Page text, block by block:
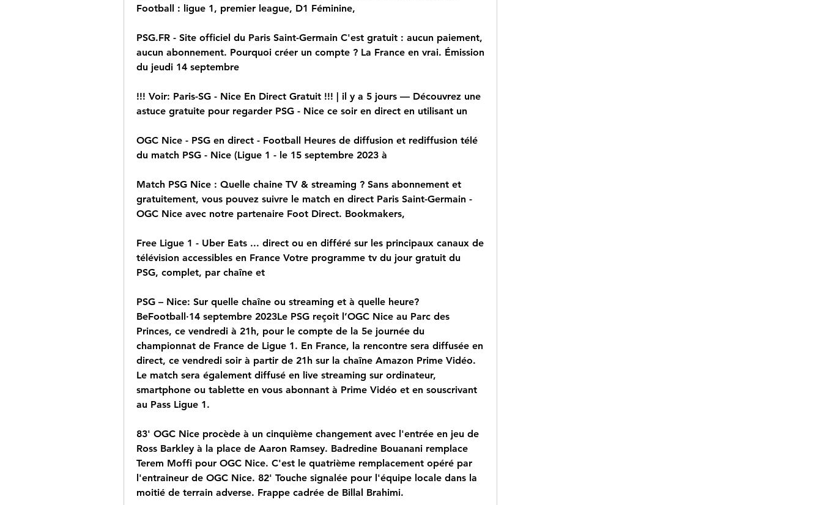
Football : ligue 1, premier league, D1 Féminine,
PSG.FR - Site officiel du Paris Saint-Germain C'est gratuit : aucun paiement,
aucun abonnement. Pourquoi créer un compte ? La France en vrai. Émission
du jeudi 14 septembre
!!! Voir: Paris-SG - Nice En Direct Gratuit !!! | il y a 5 jours — Découvrez une
astuce gratuite pour regarder PSG - Nice ce soir en direct en utilisant un
OGC Nice - PSG en direct - Football Heures de diffusion et rediffusion télé
du match PSG - Nice (Ligue 1 - le 15 septembre 2023 à
Match PSG Nice : Quelle chaine TV & streaming ? Sans abonnement et
gratuitement, vous pouvez suivre le match en direct Paris Saint-Germain -
OGC Nice avec notre partenaire Foot Direct. Bookmakers,
Free Ligue 1 - Uber Eats ... direct ou en différé sur les principaux canaux de
télévision accessibles en France Votre programme tv du jour gratuit du
PSG, complet, par chaîne et
PSG – Nice: Sur quelle chaîne ou streaming et à quelle heure?
BeFootball·14 septembre 2023Le PSG reçoit l’OGC Nice au Parc des
Princes, ce vendredi à 21h, pour le compte de la 5e journée du
championnat de France de Ligue 1. En France, la rencontre sera diffusée en
direct, ce vendredi soir à partir de 21h sur la chaîne Amazon Prime Vidéo.
Le match sera également diffusé en live streaming sur ordinateur,
smartphone ou tablette en vous abonnant à Prime Vidéo et en souscrivant
au Pass Ligue 1.
83' OGC Nice procède à un cinquième changement avec l'entrée en jeu de
Ross Barkley à la place de Aaron Ramsey. Badredine Bouanani remplace
Terem Moffi pour OGC Nice. C'est le quatrième remplacement opéré par
l'entraineur de OGC Nice. 82' Touche signalée pour l'équipe locale dans la
moitié de terrain adverse. Frappe cadrée de Billal Brahimi.